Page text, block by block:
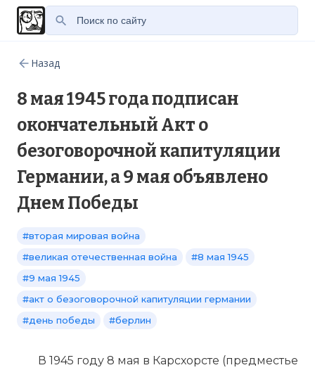
Назад
8 мая 1945 года подписан
окончательный Акт о
безоговорочной капитуляции
Германии, а 9 мая объявлено
Днем Победы
#вторая мировая война
#великая отечественная война
#8 мая 1945
#9 мая 1945
#акт о безоговорочной капитуляции германии
#день победы
#берлин
В 1945 году 8 мая в Карсхорсте (предместье